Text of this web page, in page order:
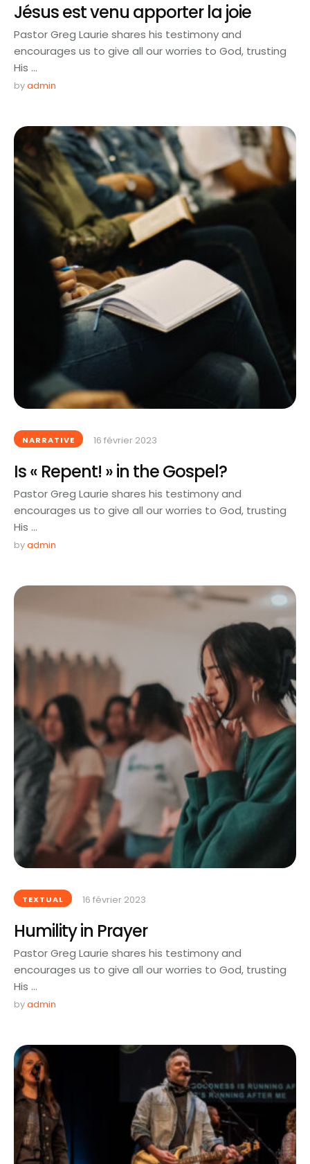
Jésus est venu apporter la joie
Pastor Greg Laurie shares his testimony and
encourages us to give all our worries to God, trusting
His …
by admin
NARRATIVE 16 février 2023
Is « Repent! » in the Gospel?
Pastor Greg Laurie shares his testimony and
encourages us to give all our worries to God, trusting
His …
by admin
TEXTUAL 16 février 2023
Humility in Prayer
Pastor Greg Laurie shares his testimony and
encourages us to give all our worries to God, trusting
His …
by admin